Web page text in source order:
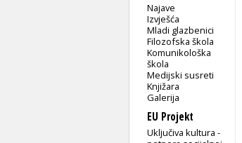
Najave
Izvješća
Mladi glazbenici
Filozofska škola
Komunikološka
škola
Medijski susreti
Knjižara
Galerija
EU Projekt
Uključiva kultura -